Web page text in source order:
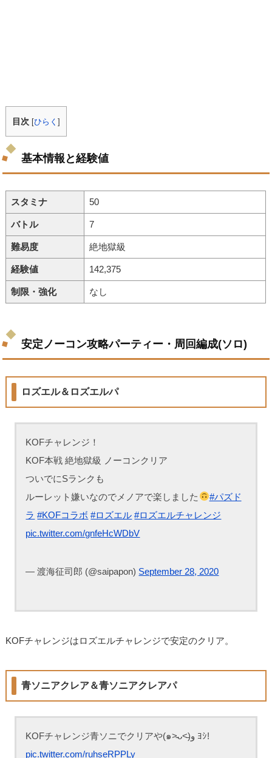
目次 [ひらく]
基本情報と経験値
スタミナ 50
バトル 7
難易度 絶地獄級
経験値 142,375
制限・強化 なし
安定ノーコン攻略パーティー・周回編成(ソロ)
ロズエル＆ロズエルパ
KOFチャレンジ！
KOF本戦 絶地獄級 ノーコンクリア
ついでにSランクも
ルーレット嫌いなのでメノアで楽しました
#パズド
ラ #KOFコラボ #ロズエル #ロズエルチャレンジ
pic.twitter.com/gnfeHcWDbV
— 渡海征司郎 (@saipapon) September 28, 2020
KOFチャレンジはロズエルチャレンジで安定のクリア。
青ソニアクレア＆青ソニアクレアパ
KOFチャレンジ青ソニでクリアや(๑˃̵ᴗ˂̵)و ﾖｼ!
pic.twitter.com/ruhseRPPLy